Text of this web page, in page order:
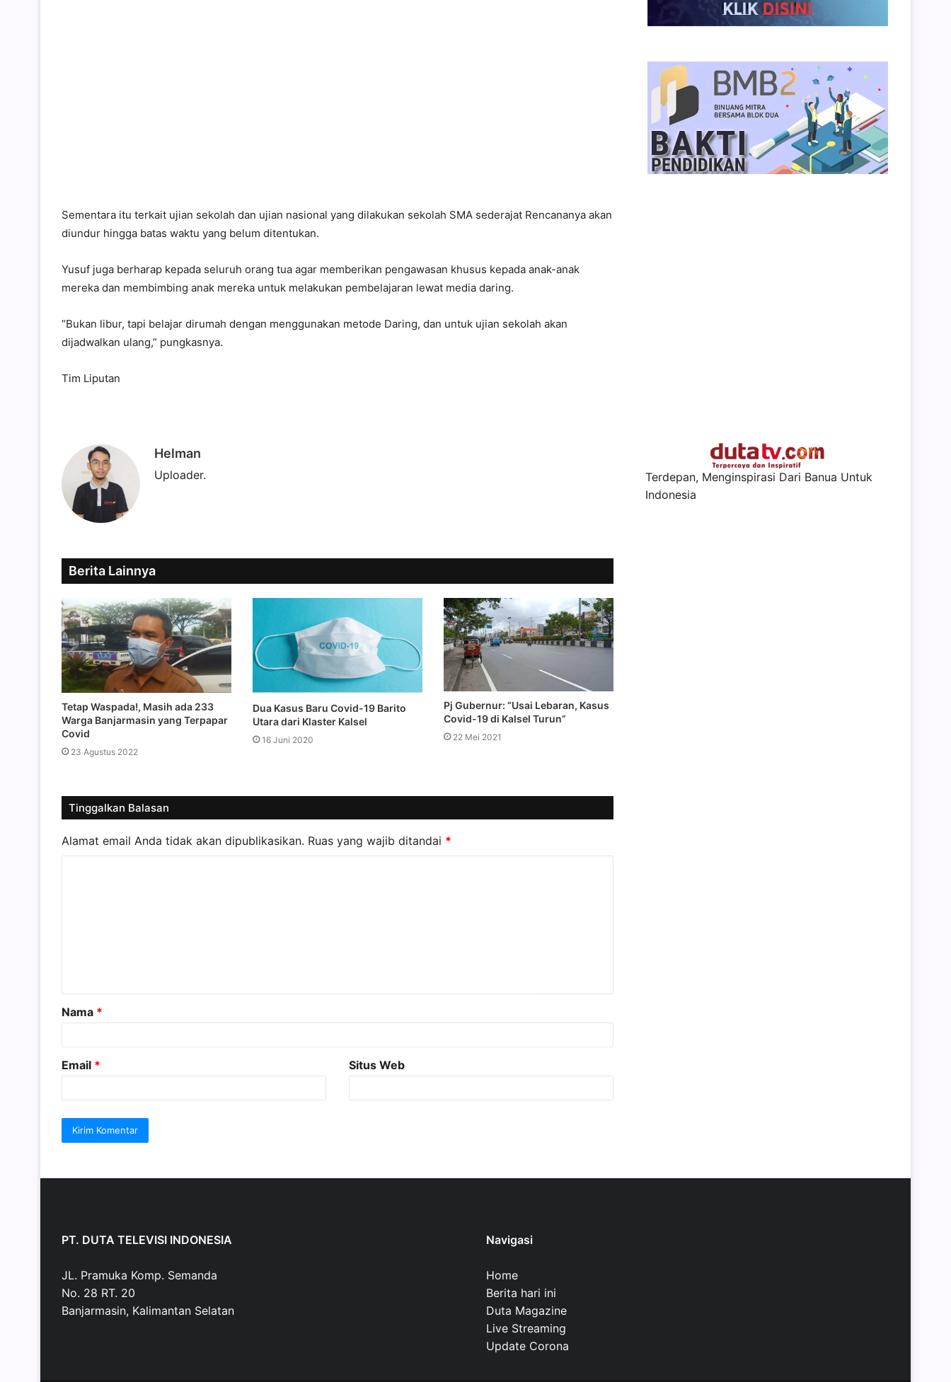
Sementara itu terkait ujian sekolah dan ujian nasional yang dilakukan sekolah SMA sederajat Rencananya akan
diundur hingga batas waktu yang belum ditentukan.
Yusuf juga berharap kepada seluruh orang tua agar memberikan pengawasan khusus kepada anak-anak
mereka dan membimbing anak mereka untuk melakukan pembelajaran lewat media daring.
“Bukan libur, tapi belajar dirumah dengan menggunakan metode Daring, dan untuk ujian sekolah akan
dijadwalkan ulang,” pungkasnya.
Tim Liputan
Helman
Uploader.
Berita Lainnya
Tetap Waspada!, Masih ada 233
Warga Banjarmasin yang Terpapar
Covid
23 Agustus 2022
Dua Kasus Baru Covid-19 Barito
Utara dari Klaster Kalsel
16 Juni 2020
Pj Gubernur: “Usai Lebaran, Kasus
Covid-19 di Kalsel Turun”
22 Mei 2021
Tinggalkan Balasan
Alamat email Anda tidak akan dipublikasikan. Ruas yang wajib ditandai *
a
r
Nama *
Email * Situs Web
Terdepan, Menginspirasi Dari Banua Untuk
Indonesia
PT. DUTA TELEVISI INDONESIA
JL. Pramuka Komp. Semanda
No. 28 RT. 20
Banjarmasin, Kalimantan Selatan
Navigasi
Home
Berita hari ini
Duta Magazine
Live Streaming
Update Corona